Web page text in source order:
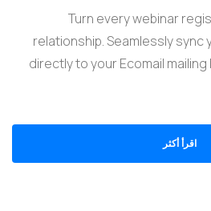
Turn every webinar
relationship. Seamlessly
directly to your Ecomail
اقرأ أكثر